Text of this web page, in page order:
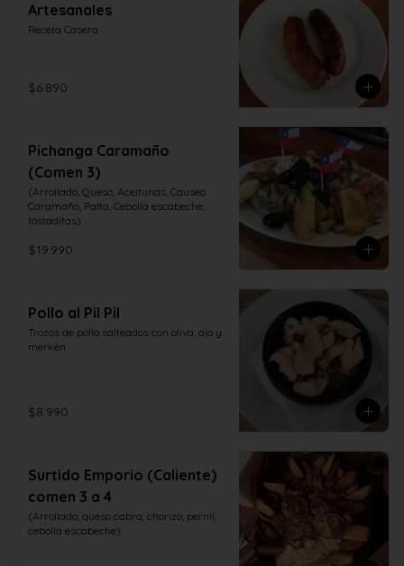
Artesanales
Receta Casera
$6.890
Pichanga Caramaño
(Comen 3)
(Arrollado, Queso, Aceitunas, Causeo
Caramaño, Palta, Cebolla escabeche,
tostaditas)
$19.990
Pollo al Pil Pil
Trozos de pollo salteados con oliva, ajo y
merkèn
$8.990
Surtido Emporio (Caliente)
comen 3 a 4
(Arrollado, queso cabra, chorizo, pernil,
cebolla escabeche)